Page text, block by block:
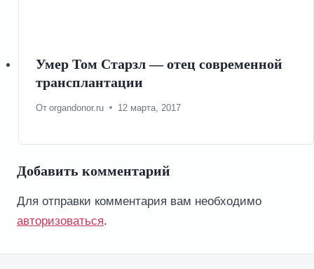
Умер Том Старзл — отец современной
трансплантации
От organdonor.ru 12 марта, 2017
Добавить комментарий
Для отправки комментария вам необходимо
авторизоваться.